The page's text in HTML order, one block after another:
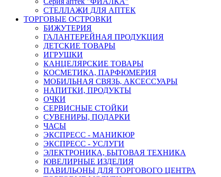
СТЕЛЛАЖИ ДЛЯ АПТЕК
ТОРГОВЫЕ ОСТРОВКИ
БИЖУТЕРИЯ
ГАЛАНТЕРЕЙНАЯ ПРОДУКЦИЯ
ДЕТСКИЕ ТОВАРЫ
ИГРУШКИ
КАНЦЕЛЯРСКИЕ ТОВАРЫ
КОСМЕТИКА, ПАРФЮМЕРИЯ
МОБИЛЬНАЯ СВЯЗЬ, АКСЕССУАРЫ
НАПИТКИ, ПРОДУКТЫ
ОЧКИ
СЕРВИСНЫЕ СТОЙКИ
СУВЕНИРЫ, ПОДАРКИ
ЧАСЫ
ЭКСПРЕСС - МАНИКЮР
ЭКСПРЕСС - УСЛУГИ
ЭЛЕКТРОНИКА, БЫТОВАЯ ТЕХНИКА
ЮВЕЛИРНЫЕ ИЗДЕЛИЯ
ПАВИЛЬОНЫ ДЛЯ ТОРГОВОГО ЦЕНТРА